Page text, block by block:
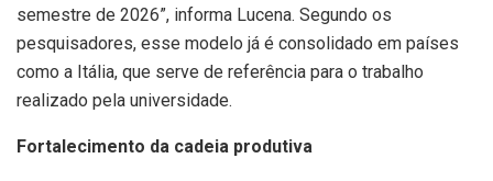
semestre de 2026”, informa Lucena. Segundo os
pesquisadores, esse modelo já é consolidado em países
como a Itália, que serve de referência para o trabalho
realizado pela universidade.
Fortalecimento da cadeia produtiva